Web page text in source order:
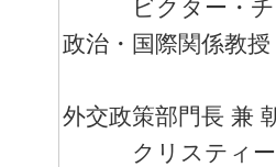
ビクター・
政治・国際関係教授
外交政策部門長 兼
クリスティ